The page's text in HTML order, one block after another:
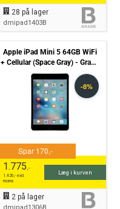
28 på lager
dmipad1403B
Apple iPad Mini 5 64GB WiFi
+ Cellular (Space Gray) - Grade
B
1.775,-
1.420,- excl.
moms
Læg i kurven
2 på lager